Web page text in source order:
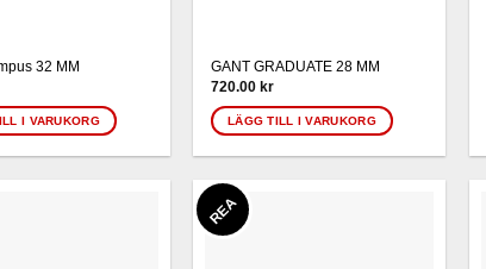
32 MM
I VARUKORG
GANT GRADUATE 28 MM
720.00kr
LÄGG TILL I VARUKORG
REA